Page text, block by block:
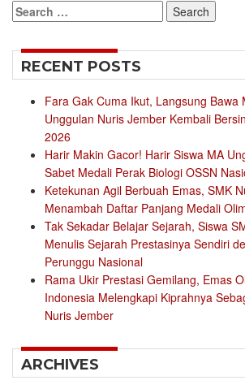
Search
for:
RECENT POSTS
Fara Gak Cuma Ikut, Langsung Bawa
Unggulan Nuris Jember Kembali
2026
Harir Makin Gacor! Harir Siswa MA
Sabet Medali Perak Biologi OSSN
Ketekunan Agil Berbuah Emas, SMK
Menambah Daftar Panjang Medali
Tak Sekadar Belajar Sejarah, Siswa
Menulis Sejarah Prestasinya Sendiri
Perunggu Nasional
Rama Ukir Prestasi Gemilang, Emas
Indonesia Melengkapi Kiprahnya
Nuris Jember
ARCHIVES